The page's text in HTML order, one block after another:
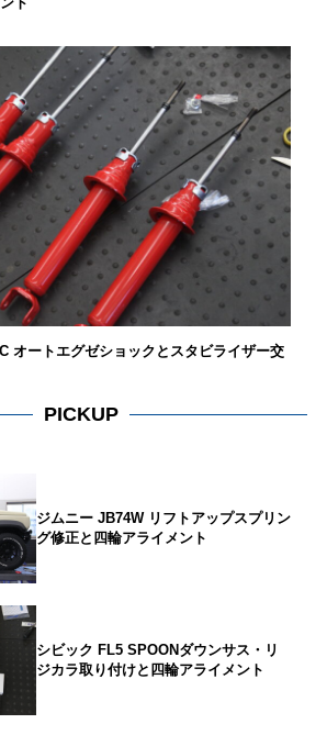
オートエグゼショックとスタビライザー交
PICKUP
ジムニー JB74W リフトアップスプリン
グ修正と四輪アライメント
シビック FL5 SPOONダウンサス・リ
ジカラ取り付けと四輪アライメント